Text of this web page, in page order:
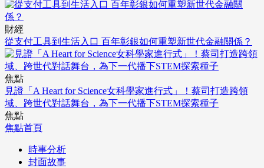
財經
從支付工具到生活入口 百年彰銀如何重塑新世代金融關係？
焦點
見證「A Heart for Science女科學家進行式」！蔡司打造跨領
域、跨世代對話舞台，為下一代播下STEM探索種子
焦點
焦點首頁
時事分析
封面故事